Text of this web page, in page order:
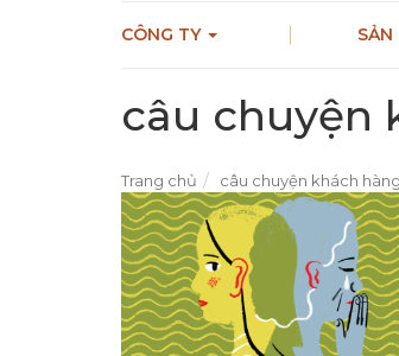
CÔNG TY SẢN
câu chuyện
Trang chủ câu chuyện khách hàng